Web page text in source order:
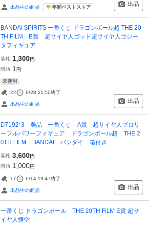
出品中の商品 年間ベストストア 出品
BANDAI SPIRITS 一番くじ ドラゴンボール超 THE 20
TH FILM」B賞 超サイヤ人ゴッド超サイヤ人ゴジー
タフィギュア
落札 1,300円
開始 1 円
未使用
22 6/28 21:50終了
出品中の商品 出品
D7192*3 美品 一番くじ A賞 超サイヤ人ブロリ
ーフルパワーフィギュア ドラゴンボール超 THE 2
0TH FILM BANDAI バンダイ 箱付き
落札 3,600円
開始 1,000円
17 6/14 19:47終了
出品中の商品 出品
一番くじ ドラゴンボール THE 20TH FILM E賞 超サ
イヤ人悟空